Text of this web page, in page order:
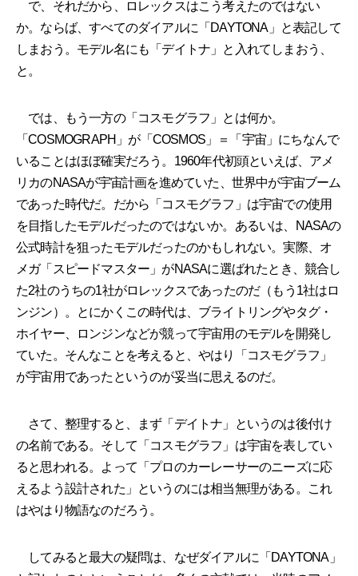
で、それだから、ロレックスはこう考えたのではない
か。ならば、すべてのダイアルに「DAYTONA」と表記して
しまおう。モデル名にも「デイトナ」と入れてしまおう、
と。
では、もう一方の「コスモグラフ」とは何か。
「COSMOGRAPH」が「COSMOS」＝「宇宙」にちなんで
いることはほぼ確実だろう。1960年代初頭といえば、アメ
リカのNASAが宇宙計画を進めていた、世界中が宇宙ブーム
であった時代だ。だから「コスモグラフ」は宇宙での使用
を目指したモデルだったのではないか。あるいは、NASAの
公式時計を狙ったモデルだったのかもしれない。実際、オ
メガ「スピードマスター」がNASAに選ばれたとき、競合し
た2社のうちの1社がロレックスであったのだ（もう1社はロ
ンジン）。とにかくこの時代は、ブライトリングやタグ・
ホイヤー、ロンジンなどが競って宇宙用のモデルを開発し
ていた。そんなことを考えると、やはり「コスモグラフ」
が宇宙用であったというのが妥当に思えるのだ。
さて、整理すると、まず「デイトナ」というのは後付け
の名前である。そして「コスモグラフ」は宇宙を表してい
ると思われる。よって「プロのカーレーサーのニーズに応
えるよう設計された」というのには相当無理がある。これ
はやはり物語なのだろう。
してみると最大の疑問は、なぜダイアルに「DAYTONA」